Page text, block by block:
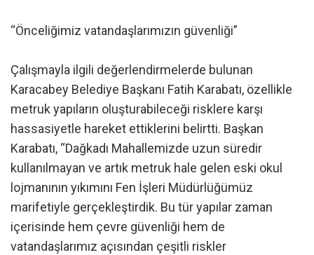
“Önceliğimiz vatandaşlarımızın güvenliği”
Çalışmayla ilgili değerlendirmelerde bulunan
Karacabey Belediye Başkanı Fatih Karabatı, özellikle
metruk yapıların oluşturabileceği risklere karşı
hassasiyetle hareket ettiklerini belirtti. Başkan
Karabatı, “Dağkadı Mahallemizde uzun süredir
kullanılmayan ve artık metruk hale gelen eski okul
lojmanının yıkımını Fen İşleri Müdürlüğümüz
marifetiyle gerçekleştirdik. Bu tür yapılar zaman
içerisinde hem çevre güvenliği hem de
vatandaşlarımız açısından çeşitli riskler